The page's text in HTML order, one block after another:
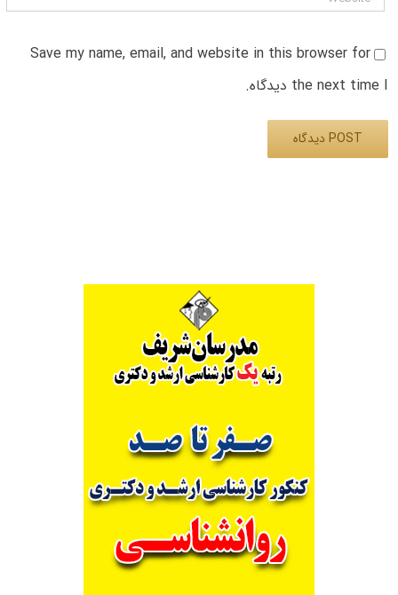
Save my name, email, and website in this browser for
the next time I دیدگاه.